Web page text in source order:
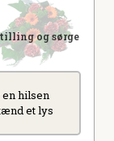
og sørge
hilsen
et lys